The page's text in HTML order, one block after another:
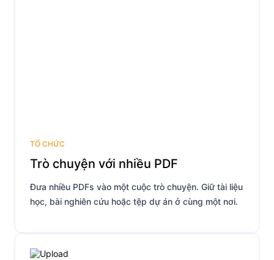
TỔ CHỨC
Trò chuyện với nhiều PDF
Đưa nhiều PDFs vào một cuộc trò chuyện. Giữ tài liệu
học, bài nghiên cứu hoặc tệp dự án ở cùng một nơi.